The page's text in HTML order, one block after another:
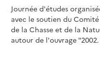
Journée d'études
avec le soutien du
de la Chasse et de la
autour de l'ouvrage